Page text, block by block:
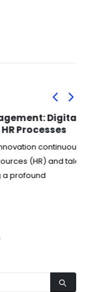
Digital
Processes
continuously
(HR) and talent